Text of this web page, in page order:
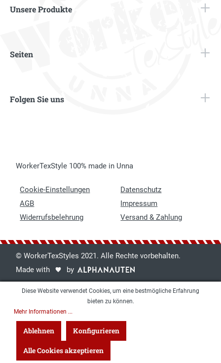
Unsere Produkte
Seiten
Folgen Sie uns
Cookie-Einstellungen
Datenschutz
AGB
Impressum
Widerrufsbelehrung
Versand & Zahlung
WorkerTexStyle 100% made in Unna
© WorkerTexStyles 2021. Alle Rechte vorbehalten.
Made with
by
Diese Website verwendet Cookies, um eine bestmögliche Erfahrung
bieten zu können.
Mehr Informationen ...
Ablehnen Konfigurieren
Alle Cookies akzeptieren